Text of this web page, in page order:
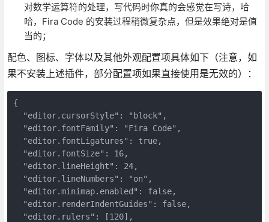
对数学运算符的处理，写代码时你真的会感觉在写诗，哈
哈，Fira Code 的安装过程稍微复杂点，但是效果绝对是值
当的；
配色、图标、字体以及其他外观配置项具体如下（注意，如
果不安装上述插件，部分配置项如果直接使用是无效的）：
{
  "editor.cursorStyle": "block",
  "editor.fontFamily": "Fira Code",
  "editor.fontLigatures": true,
  "editor.fontSize": 16,
  "editor.lineHeight": 24,
  "editor.lineNumbers": "on",
  "editor.minimap.enabled": false,
  "editor.renderIndentGuides": false,
  "editor.rulers": [120],